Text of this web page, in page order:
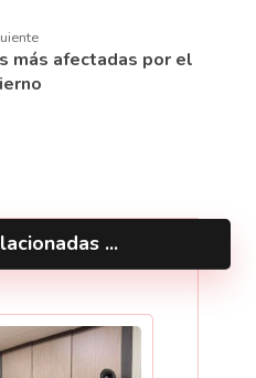
más afectadas por el
...